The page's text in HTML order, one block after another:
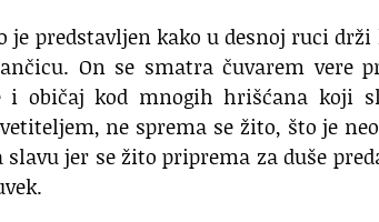
je predstavljen kako u desnoj ruci
On se smatra čuvarem vere
i običaj kod mnogih hrišćana koji
ne sprema se žito, što je
jer se žito priprema za duše